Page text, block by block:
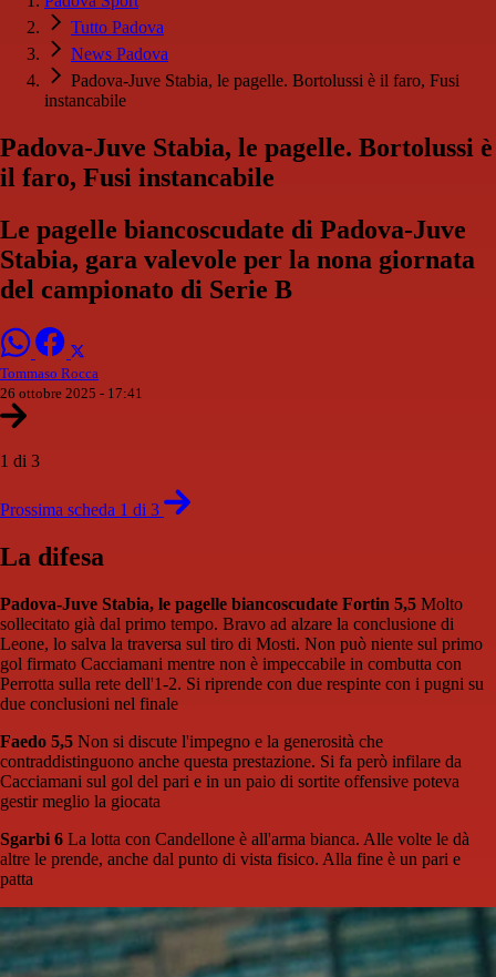
Tutto Padova
News Padova
Padova-Juve Stabia, le pagelle. Bortolussi è il faro, Fusi
instancabile
Padova-Juve Stabia, le pagelle. Bortolussi è
il faro, Fusi instancabile
Le pagelle biancoscudate di Padova-Juve
Stabia, gara valevole per la nona giornata
del campionato di Serie B
Tommaso Rocca
26 ottobre 2025 - 17:41
1 di 3
Prossima scheda 1 di 3
La difesa
Padova-Juve Stabia, le pagelle biancoscudate Fortin 5,5 Molto
sollecitato già dal primo tempo. Bravo ad alzare la conclusione di
Leone, lo salva la traversa sul tiro di Mosti. Non può niente sul primo
gol firmato Cacciamani mentre non è impeccabile in combutta con
Perrotta sulla rete dell'1-2. Si riprende con due respinte con i pugni su
due conclusioni nel finale
Faedo 5,5 Non si discute l'impegno e la generosità che
contraddistinguono anche questa prestazione. Si fa però infilare da
Cacciamani sul gol del pari e in un paio di sortite offensive poteva
gestir meglio la giocata
Sgarbi 6 La lotta con Candellone è all'arma bianca. Alle volte le dà
altre le prende, anche dal punto di vista fisico. Alla fine è un pari e
patta